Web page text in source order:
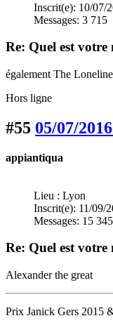
Inscrit(e): 10/07/
Messages: 3 715
Re: Quel est votre
également The
Hors ligne
#55 05/07/
appiantiqua
Lieu : Lyon
Inscrit(e): 11/09/
Messages: 15 345
Re: Quel est votre
Alexander the great
Prix Janick Gers 2015